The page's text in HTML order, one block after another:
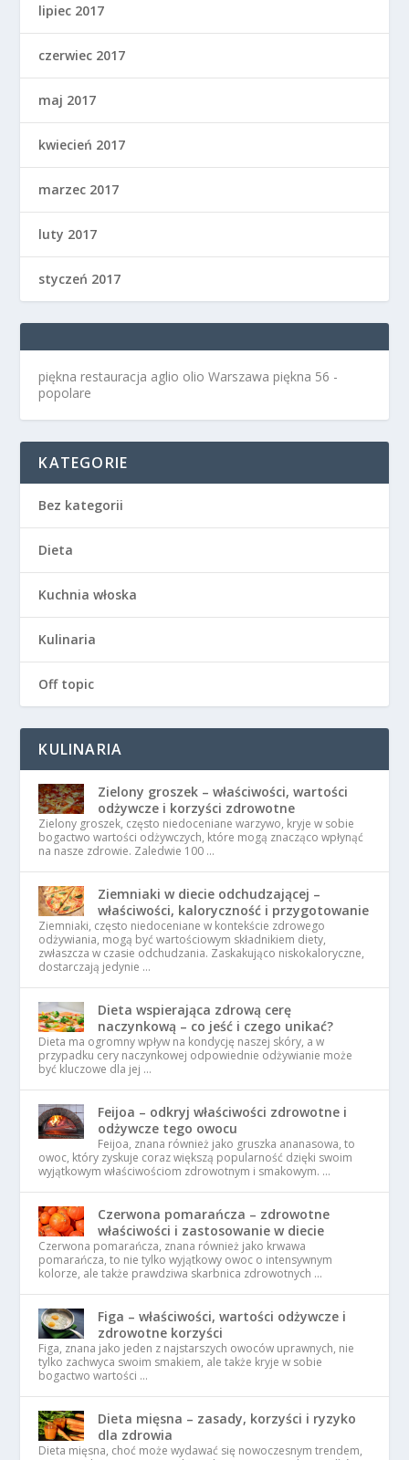
lipiec 2017
czerwiec 2017
maj 2017
kwiecień 2017
marzec 2017
luty 2017
styczeń 2017
piękna restauracja aglio olio Warszawa piękna 56 -
popolare
KATEGORIE
Bez kategorii
Dieta
Kuchnia włoska
Kulinaria
Off topic
KULINARIA
Zielony groszek – właściwości, wartości
odżywcze i korzyści zdrowotne
Zielony groszek, często niedoceniane warzywo, kryje w sobie
bogactwo wartości odżywczych, które mogą znacząco wpłynąć
na nasze zdrowie. Zaledwie 100 …
Ziemniaki w diecie odchudzającej –
właściwości, kaloryczność i przygotowanie
Ziemniaki, często niedoceniane w kontekście zdrowego
odżywiania, mogą być wartościowym składnikiem diety,
zwłaszcza w czasie odchudzania. Zaskakująco niskokaloryczne,
dostarczają jedynie …
Dieta wspierająca zdrową cerę
naczynkową – co jeść i czego unikać?
Dieta ma ogromny wpływ na kondycję naszej skóry, a w
przypadku cery naczynkowej odpowiednie odżywianie może
być kluczowe dla jej …
Feijoa – odkryj właściwości zdrowotne i
odżywcze tego owocu
Feijoa, znana również jako gruszka ananasowa, to
owoc, który zyskuje coraz większą popularność dzięki swoim
wyjątkowym właściwościom zdrowotnym i smakowym. …
Czerwona pomarańcza – zdrowotne
właściwości i zastosowanie w diecie
Czerwona pomarańcza, znana również jako krwawa
pomarańcza, to nie tylko wyjątkowy owoc o intensywnym
kolorze, ale także prawdziwa skarbnica zdrowotnych …
Figa – właściwości, wartości odżywcze i
zdrowotne korzyści
Figa, znana jako jeden z najstarszych owoców uprawnych, nie
tylko zachwyca swoim smakiem, ale także kryje w sobie
bogactwo wartości …
Dieta mięsna – zasady, korzyści i ryzyko
dla zdrowia
Dieta mięsna, choć może wydawać się nowoczesnym trendem,